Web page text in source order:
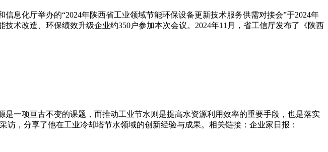
息化厅举办的“2024年陕西省工业领域节能环保设备更新技术服务供需对接会”于2024年
术改造、环保绩效升级企业约350户参加本次会议。2024年11月，省工信厅发布了《陕西
一项亘古不变的课题，而推动工业节水则是提高水资源利用效率的重要手段，也是落实
，分享了他在工业冷却塔节水领域的创新经验与成果。相关链接：企业家日报：